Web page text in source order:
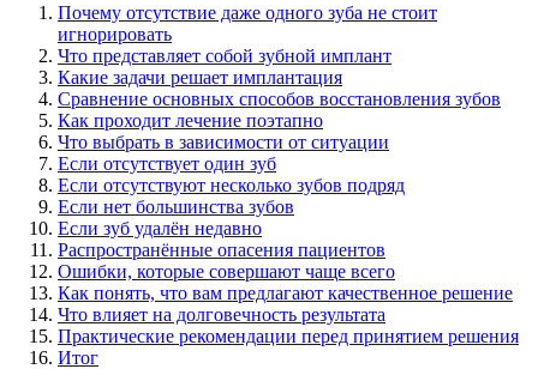
Почему отсутствие даже одного зуба не стоит
игнорировать
Что представляет собой зубной имплант
Какие задачи решает имплантация
Сравнение основных способов восстановления зубов
Как проходит лечение поэтапно
Что выбрать в зависимости от ситуации
Если отсутствует один зуб
Если отсутствуют несколько зубов подряд
Если нет большинства зубов
Если зуб удалён недавно
Распространённые опасения пациентов
Ошибки, которые совершают чаще всего
Как понять, что вам предлагают качественное решение
Что влияет на долговечность результата
Практические рекомендации перед принятием решения
Итог